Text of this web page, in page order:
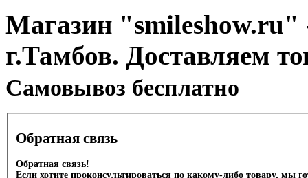
Магазин "smileshow.ru"
г.Тамбов. Доставляем
Cамовывоз бесплатно
Обратная связь
Обратная связь!
Если хотите проконсультироваться по какому-либо товару, мы